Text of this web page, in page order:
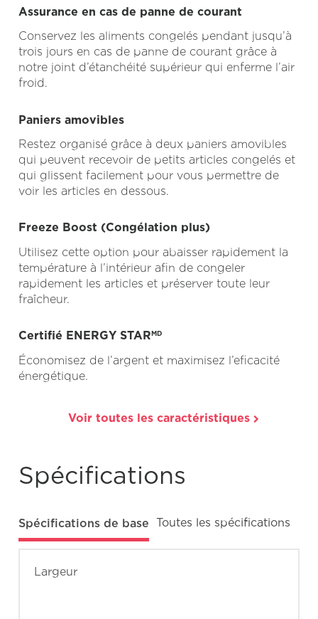
Assurance en cas de panne de courant
Conservez les aliments congelés pendant jusqu’à
trois jours en cas de panne de courant grâce à
notre joint d’étanchéité supérieur qui enferme l’air
froid.
Paniers amovibles
Restez organisé grâce à deux paniers amovibles
qui peuvent recevoir de petits articles congelés et
qui glissent facilement pour vous permettre de
voir les articles en dessous.
Freeze Boost (Congélation plus)
Utilisez cette option pour abaisser rapidement la
température à l’intérieur afin de congeler
rapidement les articles et préserver toute leur
fraîcheur.
Certifié ENERGY STARMD
Économisez de l’argent et maximisez l’eficacité
énergétique.
Voir toutes les caractéristiques
Spécifications
Spécifications de base Toutes les spécifications
Largeur